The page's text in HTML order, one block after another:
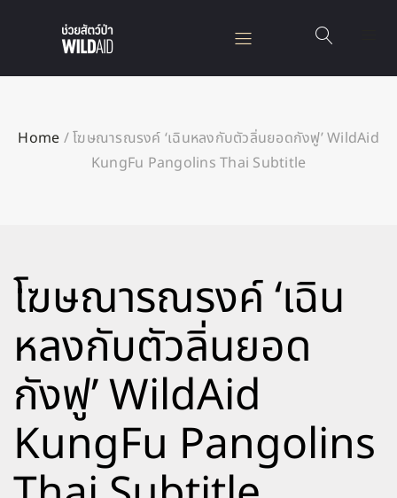
Home /โฆษณารณรงค์ ‘เฉินหลงกับตัวลิ่นยอดกังฟู’ WildAid
KungFu Pangolins Thai Subtitle
โฆษณารณรงค์ ‘เฉิน
หลงกับตัวลิ่นยอด
กังฟู’ WildAid
KungFu Pangolins